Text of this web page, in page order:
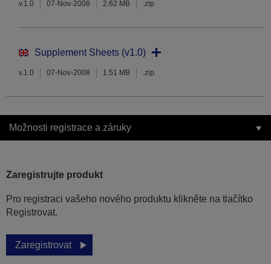
v.1.0 07-Nov-2008 2.62 MB .zip
Supplement Sheets (v1.0)
v.1.0 07-Nov-2008 1.51 MB .zip
Možnosti registrace a záruky
Zaregistrujte produkt
Pro registraci vašeho nového produktu klikněte na tlačítko
Registrovat.
Zaregistrovat